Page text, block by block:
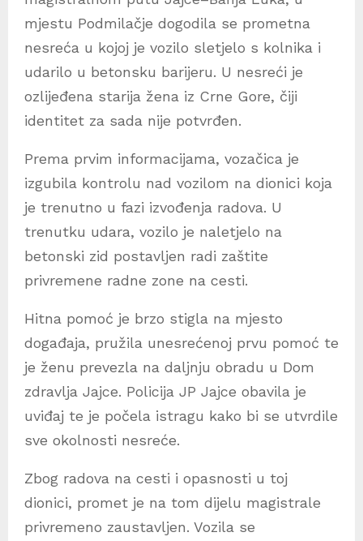
mjestu Podmilačje dogodila se prometna
nesreća u kojoj je vozilo sletjelo s kolnika i
udarilo u betonsku barijeru. U nesreći je
ozlijeđena starija žena iz Crne Gore, čiji
identitet za sada nije potvrđen.
Prema prvim informacijama, vozačica je
izgubila kontrolu nad vozilom na dionici koja
je trenutno u fazi izvođenja radova. U
trenutku udara, vozilo je naletjelo na
betonski zid postavljen radi zaštite
privremene radne zone na cesti.
Hitna pomoć je brzo stigla na mjesto
događaja, pružila unesrećenoj prvu pomoć te
je ženu prevezla na daljnju obradu u Dom
zdravlja Jajce. Policija JP Jajce obavila je
uviđaj te je počela istragu kako bi se utvrdile
sve okolnosti nesreće.
Zbog radova na cesti i opasnosti u toj
dionici, promet je na tom dijelu magistrale
privremeno zaustavljen. Vozila se